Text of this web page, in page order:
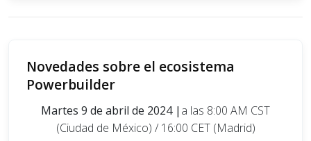
Novedades sobre el ecosistema
Powerbuilder
Martes 9 de abril de 2024 | a las 8:00 AM CST
(Ciudad de México) / 16:00 CET (Madrid)